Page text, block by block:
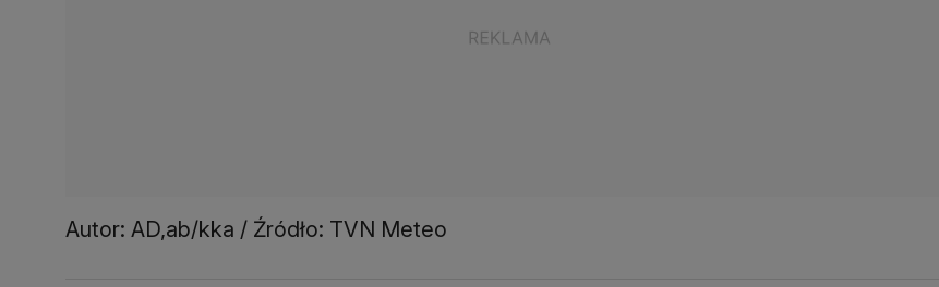
Autor: AD,ab/kka / Źródło: TVN Meteo